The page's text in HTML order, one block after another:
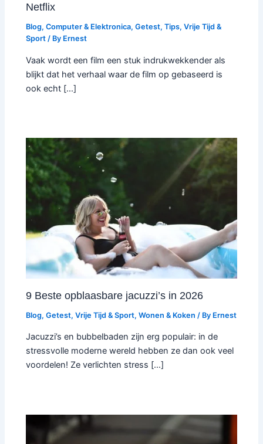
Netflix
Blog,Computer & Elektronica,Getest,Tips,Vrije Tijd &
Sport / By Ernest
Vaak wordt een film een stuk indrukwekkender als
blijkt dat het verhaal waar de film op gebaseerd is
ook echt […]
9 Beste opblaasbare jacuzzi’s in 2026
Blog,Getest,Vrije Tijd & Sport,Wonen & Koken / By Ernest
Jacuzzi’s en bubbelbaden zijn erg populair: in de
stressvolle moderne wereld hebben ze dan ook veel
voordelen! Ze verlichten stress […]